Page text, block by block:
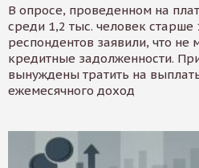
В опросе, проведенном на
среди 1,2 тыс. человек старше
респондентов заявили, что не
кредитные задолженности.
вынуждены тратить на
ежемесячного доход